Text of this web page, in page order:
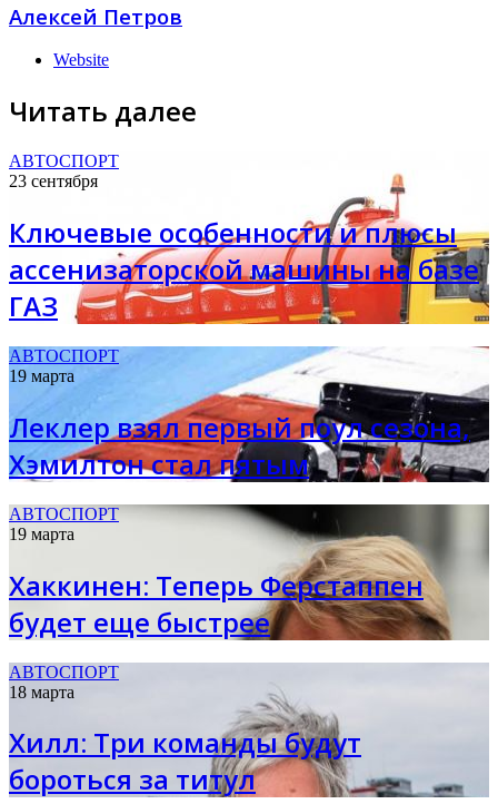
Алексей Петров
Website
Читать далее
АВТОСПОРТ
23 сентября
Ключевые особенности и плюсы
ассенизаторской машины на базе
ГАЗ
АВТОСПОРТ
19 марта
Леклер взял первый поул сезона,
Хэмилтон стал пятым
АВТОСПОРТ
19 марта
Хаккинен: Теперь Ферстаппен
будет еще быстрее
АВТОСПОРТ
18 марта
Хилл: Три команды будут
бороться за титул